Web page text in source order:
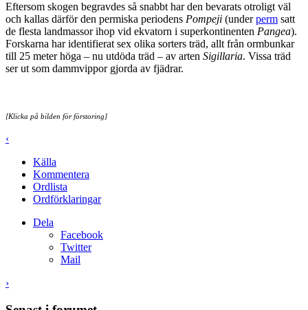
Eftersom skogen begravdes så snabbt har den bevarats otroligt väl
och kallas därför den permiska periodens Pompeji (underperm satt
de flesta landmassor ihop vid ekvatorn i superkontinenten Pangea).
Forskarna har identifierat sex olika sorters träd, allt från ormbunkar
till 25 meter höga – nu utdöda träd – av arten Sigillaria. Vissa träd
ser ut som dammvippor gjorda av fjädrar.
[Klicka på bilden för förstoring]
‹
Källa
Kommentera
Ordlista
Ordförklaringar
Dela
Facebook
Twitter
Mail
›